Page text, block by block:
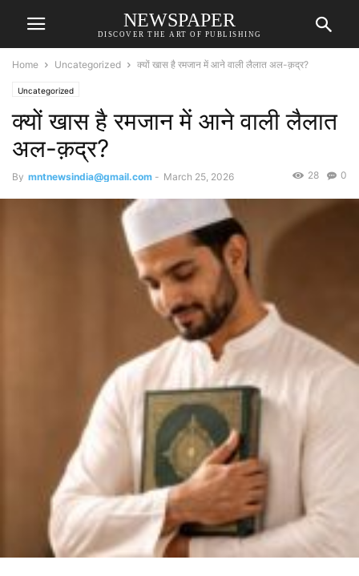
NEWSPAPER
DISCOVER THE ART OF PUBLISHING
Home Uncategorized क्यों खास है रमजान में आने वाली लैलात अल-क़द्र?
Uncategorized
क्यों खास है रमजान में आने वाली लैलात
अल-क़द्र?
By mntnewsindia@gmail.com - March 25, 2026 0
28